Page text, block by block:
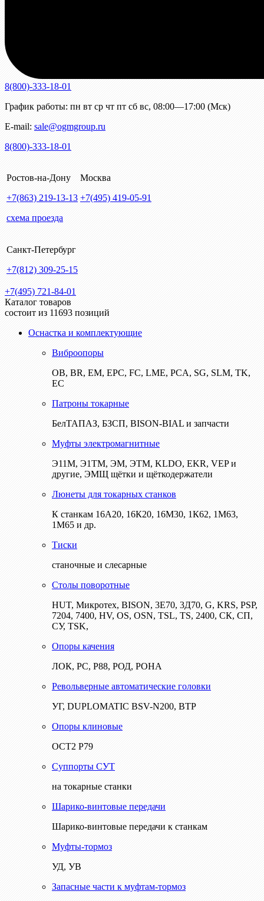
8(800)-333-18-01
График работы: пн вт ср чт пт сб вс, 08:00—17:00 (Мск)
E-mail: sale@ogmgroup.ru
8(800)-333-18-01
Ростов-на-Дону
+7(863) 219-13-13
схема проезда
Москва
+7(495) 419-05-91
Санкт-Петербург
+7(812) 309-25-15
+7(495) 721-84-01
Каталог товаров
состоит из 11693 позиций
Оснастка и комплектующие
Виброопоры
ОВ, BR, EM, EPC, FC, LME, PCA, SG, SLM, TK,
EC
Патроны токарные
БелТАПАЗ, БЗСП, BISON-BIAL и запчасти
Муфты электромагнитные
Э11М, Э1ТМ, ЭМ, ЭТМ, KLDO, EKR, VEP и
другие, ЭМЩ щётки и щёткодержатели
Люнеты для токарных станков
К станкам 16А20, 16К20, 16М30, 1К62, 1М63,
1М65 и др.
Тиски
станочные и слесарные
Столы поворотные
HUT, Микротех, BISON, 3Е70, 3Д70, G, KRS, PSP,
7204, 7400, HV, OS, OSN, TSL, TS, 2400, СК, СП,
СУ, TSK,
Опоры качения
ЛОК, РС, Р88, РОД, РОНА
Револьверные автоматические головки
УГ, DUPLOMATIC BSV-N200, ВТР
Опоры клиновые
ОСТ2 Р79
Суппорты СУТ
на токарные станки
Шарико-винтовые передачи
Шарико-винтовые передачи к станкам
Муфты-тормоз
УД, УВ
Запасные части к муфтам-тормоз